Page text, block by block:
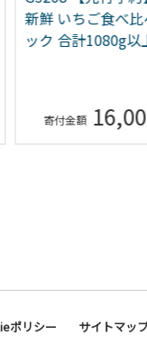
新鮮 いちご食べ比べ
ック 合計1080g以上
16,000
ポリシー サイトマッ